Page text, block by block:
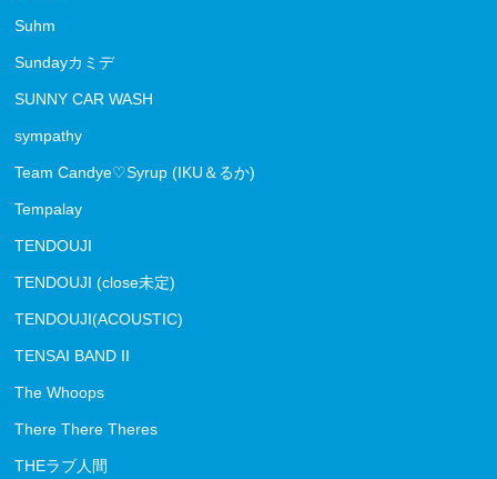
Suhm
Sundayカミデ
SUNNY CAR WASH
sympathy
Team Candye♡Syrup (IKU＆るか)
Tempalay
TENDOUJI
TENDOUJI (close未定)
TENDOUJI(ACOUSTIC)
TENSAI BAND II
The Whoops
There There Theres
THEラブ人間